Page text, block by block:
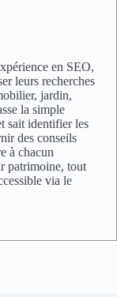
en SEO,
leurs recherches
jardin,
la simple
sait identifier les
des conseils
à chacun
patrimoine, tout
via le